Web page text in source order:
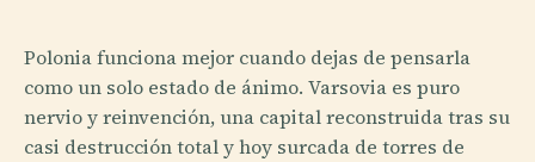
Polonia funciona mejor cuando dejas de pensarla
como un solo estado de ánimo. Varsovia es puro
nervio y reinvención, una capital reconstruida tras su
casi destrucción total y hoy surcada de torres de